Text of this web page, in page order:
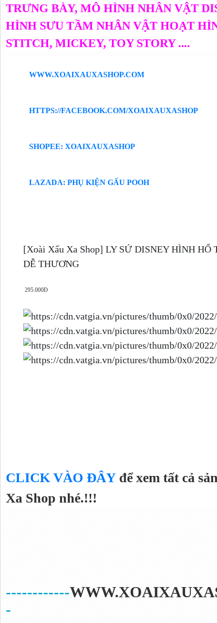
TRƯNG BÀY, MÔ HÌNH NHÂN VẬT
HÌNH SƯU TẦM NHÂN VẬT HOẠT
STITCH, MICKEY, TOY STORY ....
WWW.XOAIXAUXASHOP.COM
HTTPS://FACEBOOK.COM/XOAIXAUXASHOP
SHOPEE: XOAIXAUXASHOP
LAZADA: PHỤ KIỆN GẤU POOH
[Xoài Xấu Xa Shop] LY SỨ DISNEY HÌNH HỔ
DỄ THƯƠNG
295.000Đ
CLICK VÀO ĐÂYđể xem tất cả
Xa Shop nhé.!!!
------------
-